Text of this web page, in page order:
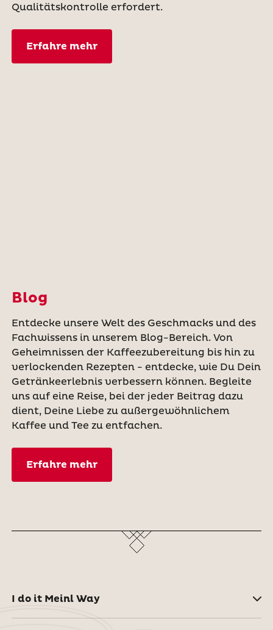
Qualitätskontrolle erfordert.
Erfahre mehr
Blog
Entdecke unsere Welt des Geschmacks und des
Fachwissens in unserem Blog-Bereich. Von
Geheimnissen der Kaffeezubereitung bis hin zu
verlockenden Rezepten - entdecke, wie Du Dein
Getränkeerlebnis verbessern können. Begleite
uns auf eine Reise, bei der jeder Beitrag dazu
dient, Deine Liebe zu außergewöhnlichem
Kaffee und Tee zu entfachen.
Erfahre mehr
I do it Meinl Way